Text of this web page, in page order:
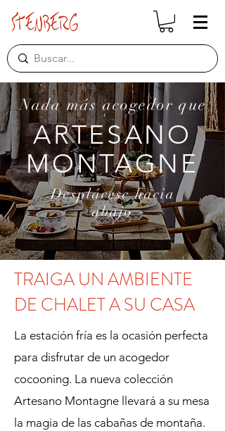
Nada más acogedor que
ARTESANO
MONTAGNE
Desplácese hacia
abajo
TRAIGA UN AMBIENTE
DE CHALET A SU CASA
La estación fría es la ocasión perfecta
para disfrutar de un acogedor
cocooning. La nueva colección
Artesano Montagne llevará a su mesa
la magia de las cabañas de montaña.